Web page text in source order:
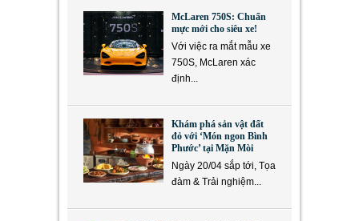
McLaren 750S: Chuẩn
mực mới cho siêu xe!
Với việc ra mắt mẫu xe
750S, McLaren xác
định...
Khám phá sản vật đất
đỏ với ‘Món ngon Bình
Phước’ tại Mặn Mòi
Ngày 20/04 sắp tới, Tọa
đàm & Trải nghiệm...